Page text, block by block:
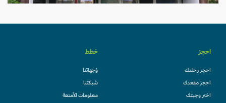
احجز
احجز رحلتك
احجز مقعدك
اختر وجبتك
خطط
وُجهاتنا
شبكتنا
معلومات الأمتعة